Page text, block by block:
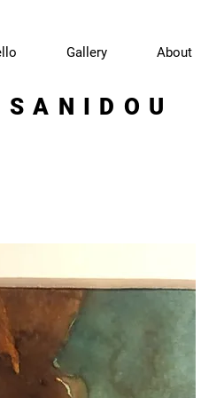
Gallery About